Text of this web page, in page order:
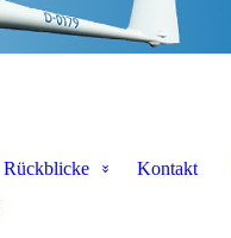
Rückblicke Kontakt